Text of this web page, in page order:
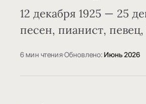
12 декабря 1925 — 25
песен, пианист,
6 мин чтения·Обновлено:Июнь 2026